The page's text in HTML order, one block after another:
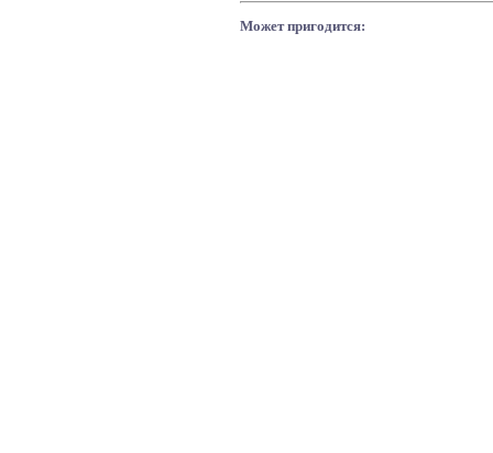
Может пригодится: